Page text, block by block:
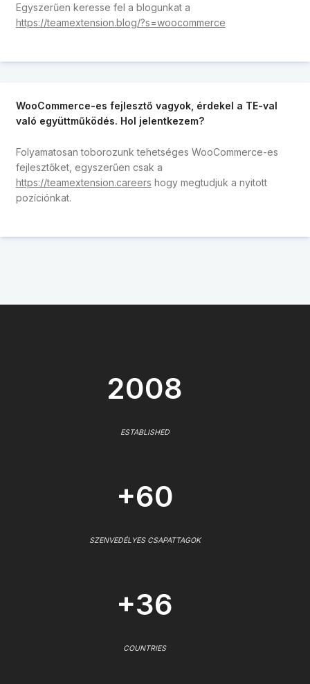
Egyszerűen keresse fel a blogunkat a
https://teamextension.blog/?s=woocommerce
WooCommerce-es fejlesztő vagyok, érdekel a TE-val
való együttműködés. Hol jelentkezem?
Folyamatosan toborozunk tehetséges WooCommerce-es
fejlesztőket, egyszerűen csak a
https://teamextension.careers hogy megtudjuk a nyitott
pozíciónkat.
2008
ESTABLISHED
+60
SZENVEDÉLYES CSAPATTAGOK
+36
COUNTRIES